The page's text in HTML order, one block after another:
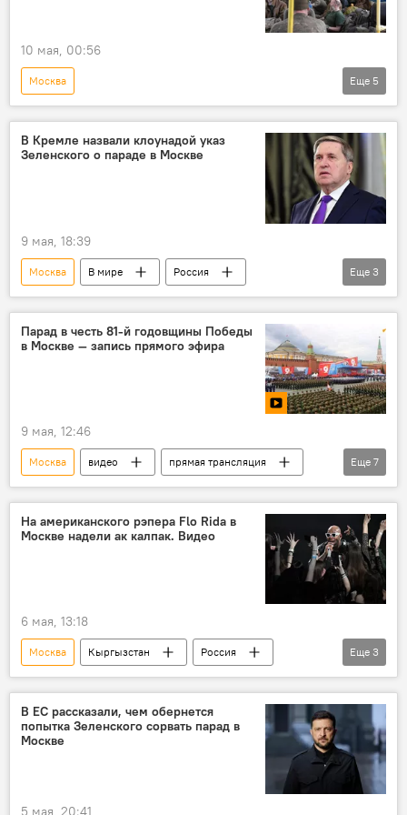
10 мая, 00:56
Москва
Спецоперация России по защите Донбасса
Россия
Владимир Путин
Кремль
Украина
военнопленные
Еще 5
В Кремле назвали клоунадой указ
Зеленского о параде в Москве
9 мая, 18:39
Москва В мире
Россия
Украина
парад
Владимир Зеленский
Юрий Ушаков
Еще 3
Парад в честь 81-й годовщины Победы
в Москве — запись прямого эфира
9 мая, 12:46
Москва видео
прямая трансляция
прямой эфир
Россия
Красная площадь
9 Мая
День Победы
Еще 7
На американского рэпера Flo Rida в
Москве надели ак калпак. Видео
6 мая, 13:18
Москва Кыргызстан
Россия
ак калпак
концерт рэпер
Еще 3
В ЕС рассказали, чем обернется
попытка Зеленского сорвать парад в
Москве
5 мая, 20:41